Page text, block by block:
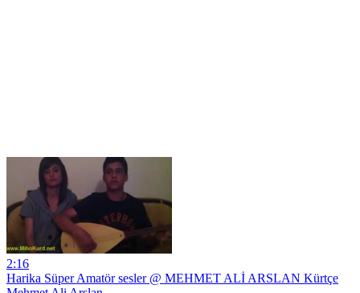
2:16
Harika Süper Amatör sesler @ MEHMET ALİ ARSLAN Kürtçe